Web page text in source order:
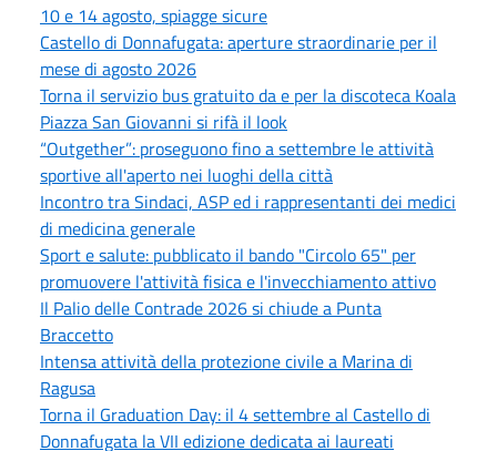
10 e 14 agosto, spiagge sicure
Castello di Donnafugata: aperture straordinarie per il
mese di agosto 2026
Torna il servizio bus gratuito da e per la discoteca Koala
Piazza San Giovanni si rifà il look
“Outgether”: proseguono fino a settembre le attività
sportive all'aperto nei luoghi della città
Incontro tra Sindaci, ASP ed i rappresentanti dei medici
di medicina generale
Sport e salute: pubblicato il bando "Circolo 65" per
promuovere l'attività fisica e l'invecchiamento attivo
Il Palio delle Contrade 2026 si chiude a Punta
Braccetto
Intensa attività della protezione civile a Marina di
Ragusa
Torna il Graduation Day: il 4 settembre al Castello di
Donnafugata la VII edizione dedicata ai laureati